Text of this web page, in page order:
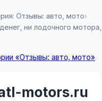
Отзывы: авто, мото›
ни лодочного мотора,
«Отзывы: авто, мото»
motors.ru